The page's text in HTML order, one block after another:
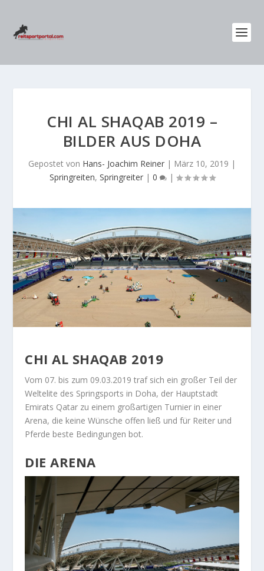
CHI AL SHAQAB 2019 –
BILDER AUS DOHA
Gepostet von Hans- Joachim Reiner | März 10, 2019 |
Springreiten, Springreiter| 0 |
CHI AL SHAQAB 2019
Vom 07. bis zum 09.03.2019 traf sich ein großer Teil der
Weltelite des Springsports in Doha, der Hauptstadt
Emirats Qatar zu einem großartigen Turnier in einer
Arena, die keine Wünsche offen ließ und für Reiter und
Pferde beste Bedingungen bot.
DIE ARENA